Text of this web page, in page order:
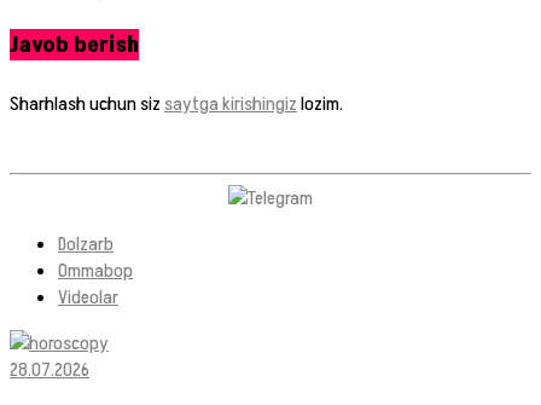
Javob berish
Sharhlash uchun siz saytga kirishingizlozim.
Dolzarb
Ommabop
Videolar
28.07.2026